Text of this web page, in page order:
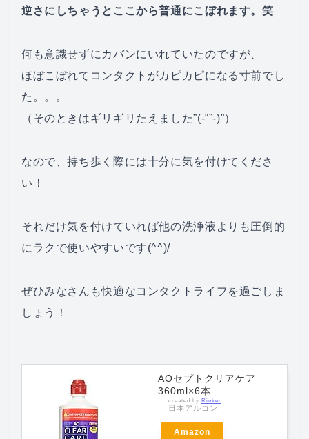
逆さにしちゃうとここから普通にこぼれます。笑
何も意識せずにカバンにいれていたのですが、
ほぼこぼれてコンタクトがカピカピになる寸前でし
た。。。
（そのときはギリギリたえました”(-“”-)”）
なので、持ち歩く際には十分に気を付けてくださ
い！
それだけ気を付けていれば他の洗浄液よりも圧倒的
にラクで使いやすいです(^^)/
ぜひみなさんも快適なコンタクトライフを過ごしま
しょう！
AOセプトクリアケア
360ml×6本
created by Rinker
日本アルコン
Amazon